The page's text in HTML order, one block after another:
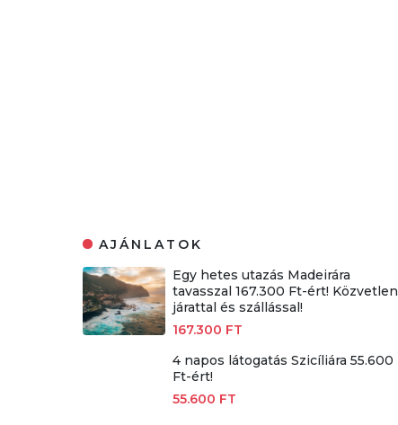
AJÁNLATOK
Egy hetes utazás Madeirára
tavasszal 167.300 Ft-ért! Közvetlen
járattal és szállással!
167.300 FT
4 napos látogatás Szicíliára 55.600
Ft-ért!
55.600 FT